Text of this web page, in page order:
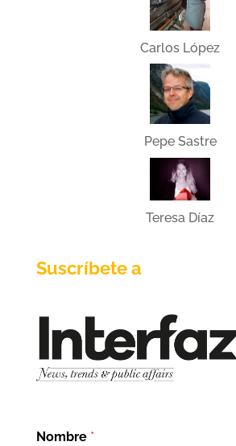
Carlos López
Pepe Sastre
Teresa Díaz
Suscríbete a
Nombre *